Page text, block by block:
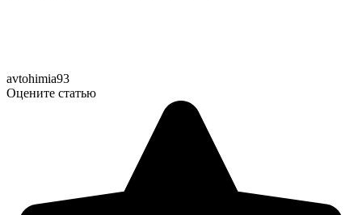
avtohimia93
Оцените статью